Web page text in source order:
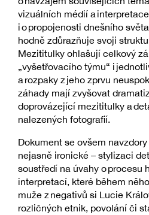
vizuálních médií a
i o propojenosti dnešního
hodně zdůrazňuje svoji
Mezititulky ohlašují celkový
„vyšetřovacího týmu“ i
a rozpaky z jeho zprvu
záhady mají zvyšovat
doprovázející mezititulky a
nalezených fotografií.
Dokument se ovšem
nejasně ironické – stylizaci
soustředí na úvahy o procesu
interpretací, které během
muže z negativů si Lucie
rozličných etnik, povolání či